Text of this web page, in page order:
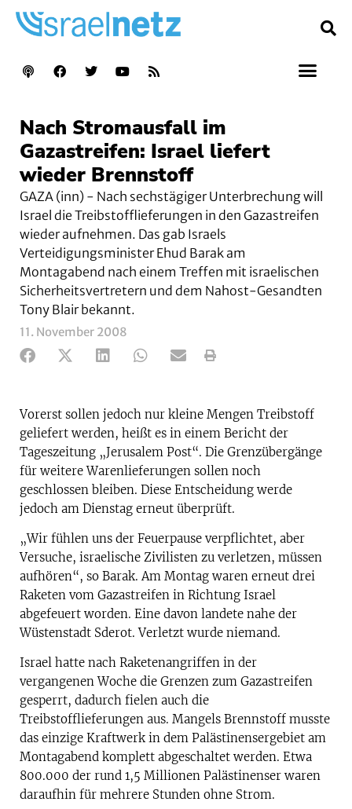
Nach Stromausfall im
Gazastreifen: Israel liefert
wieder Brennstoff
GAZA (inn) - Nach sechstägiger Unterbrechung will
Israel die Treibstofflieferungen in den Gazastreifen
wieder aufnehmen. Das gab Israels
Verteidigungsminister Ehud Barak am
Montagabend nach einem Treffen mit israelischen
Sicherheitsvertretern und dem Nahost-Gesandten
Tony Blair bekannt.
11. November 2008
Vorerst sollen jedoch nur kleine Mengen Treibstoff
geliefert werden, heißt es in einem Bericht der
Tageszeitung „Jerusalem Post“. Die Grenzübergänge
für weitere Warenlieferungen sollen noch
geschlossen bleiben. Diese Entscheidung werde
jedoch am Dienstag erneut überprüft.
„Wir fühlen uns der Feuerpause verpflichtet, aber
Versuche, israelische Zivilisten zu verletzen, müssen
aufhören“, so Barak. Am Montag waren erneut drei
Raketen vom Gazastreifen in Richtung Israel
abgefeuert worden. Eine davon landete nahe der
Wüstenstadt Sderot. Verletzt wurde niemand.
Israel hatte nach Raketenangriffen in der
vergangenen Woche die Grenzen zum Gazastreifen
gesperrt, dadurch fielen auch die
Treibstofflieferungen aus. Mangels Brennstoff musste
das einzige Kraftwerk in dem Palästinensergebiet am
Montagabend komplett abgeschaltet werden. Etwa
800.000 der rund 1,5 Millionen Palästinenser waren
daraufhin für mehrere Stunden ohne Strom.